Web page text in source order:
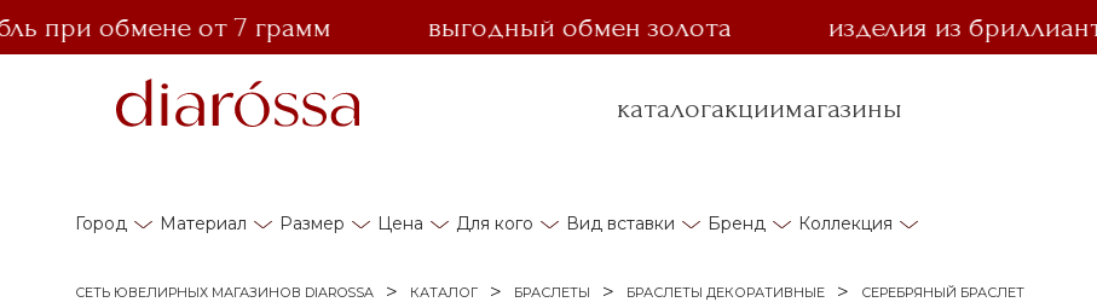
обмене от 7 грамм выгодный обмен золота изделия из бриллианта
каталогакциимагазины
Город Материал Размер Цена Для кого Вид вставки Бренд Коллекция
СЕТЬ ЮВЕЛИРНЫХ МАГАЗИНОВ DIAROSSA КАТАЛОГ БРАСЛЕТЫ БРАСЛЕТЫ ДЕКОРАТИВНЫЕ СЕРЕБРЯНЫЙ БРАСЛЕТ